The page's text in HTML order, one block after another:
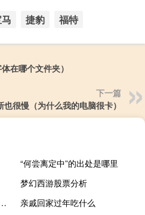
捷豹 福特
在哪个文件夹）
下一篇
很慢（为什么我的电脑很卡）
“何尝离定中”的出处是哪里
梦幻西游股票分析
板（3700x配什么显卡）
亲戚回家过年吃什么